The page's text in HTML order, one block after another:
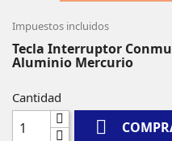
Impuestos incluidos
Tecla Interruptor
Aluminio Mercurio
Cantidad
